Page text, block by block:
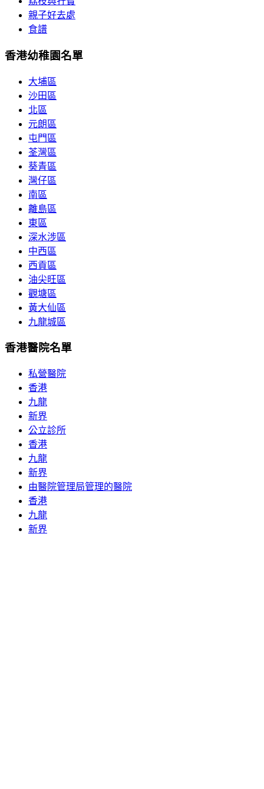
親子好去處
食譜
香港幼稚園名單
大埔區
沙田區
北區
元朗區
屯門區
荃灣區
葵青區
灣仔區
南區
離島區
東區
深水涉區
中西區
西貢區
油尖旺區
觀塘區
黃大仙區
九龍城區
香港醫院名單
私營醫院
香港
九龍
新界
公立診所
香港
九龍
新界
由醫院管理局管理的醫院
香港
九龍
新界